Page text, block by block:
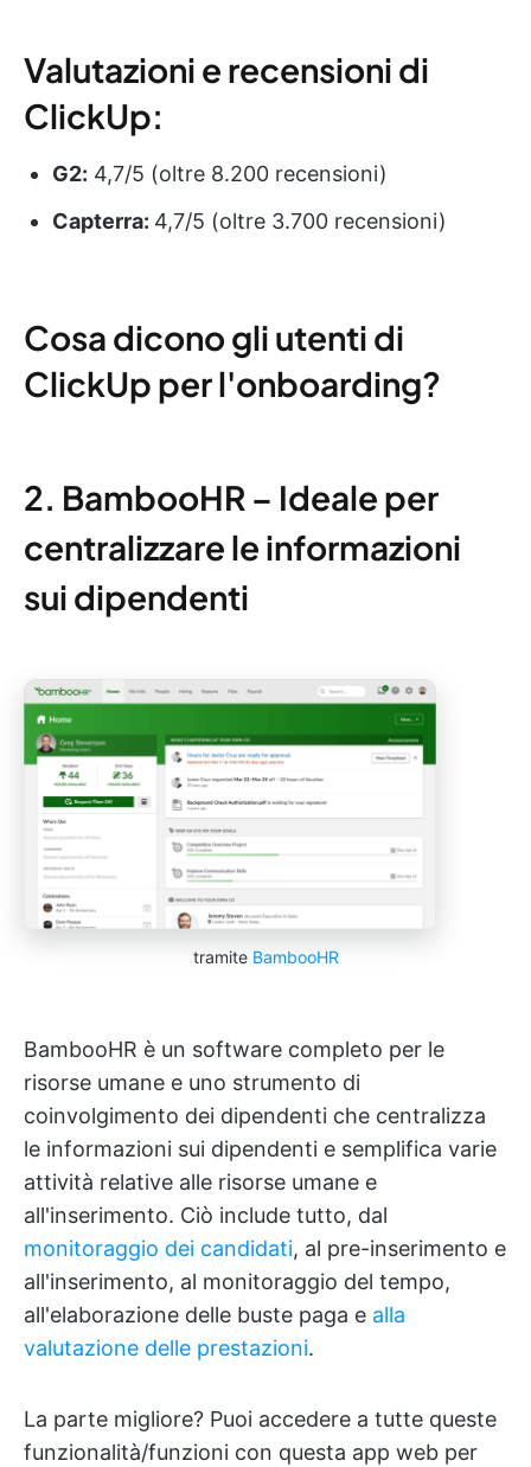
Valutazioni e recensioni di
ClickUp:
G2: 4,7/5 (oltre 8.200 recensioni)
Capterra: 4,7/5 (oltre 3.700 recensioni)
Cosa dicono gli utenti di
ClickUp per l'onboarding?
2. BambooHR – Ideale per
centralizzare le informazioni
sui dipendenti
tramite BambooHR
BambooHR è un software completo per le
risorse umane e uno strumento di
coinvolgimento dei dipendenti che centralizza
le informazioni sui dipendenti e semplifica varie
attività relative alle risorse umane e
all'inserimento. Ciò include tutto, dal
monitoraggio dei candidati, al pre-inserimento e
all'inserimento, al monitoraggio del tempo,
all'elaborazione delle buste paga e alla
valutazione delle prestazioni.
La parte migliore? Puoi accedere a tutte queste
funzionalità/funzioni con questa app web per